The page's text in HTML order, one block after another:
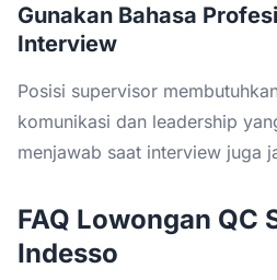
Gunakan Bahasa
Interview
Posisi supervisor
komunikasi dan leadership
menjawab saat interview juga
FAQ Lowongan QC
Indesso